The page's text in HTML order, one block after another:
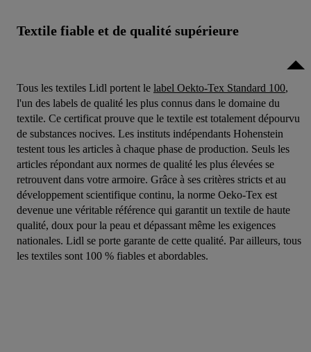
Textile fiable et de qualité supérieure
Tous les textiles Lidl portent le label Oekto-Tex Standard 100,
l'un des labels de qualité les plus connus dans le domaine du
textile. Ce certificat prouve que le textile est totalement dépourvu
de substances nocives. Les instituts indépendants Hohenstein
testent tous les articles à chaque phase de production. Seuls les
articles répondant aux normes de qualité les plus élevées se
retrouvent dans votre armoire. Grâce à ses critères stricts et au
développement scientifique continu, la norme Oeko-Tex est
devenue une véritable référence qui garantit un textile de haute
qualité, doux pour la peau et dépassant même les exigences
nationales. Lidl se porte garante de cette qualité. Par ailleurs, tous
les textiles sont 100 % fiables et abordables.